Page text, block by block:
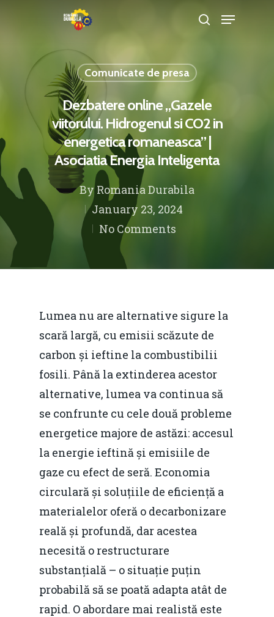
Hit enter to search or ESC to close
Comunicate de presa
Dezbatere online „Gazele
viitorului. Hidrogenul si CO2 in
energetica romaneasca” |
Asociatia Energia Inteligenta
ByRomania Durabila
January 23, 2024
No Comments
Lumea nu are alternative sigure la
scară largă, cu emisii scăzute de
carbon și ieftine la combustibilii
fosili. Până la extinderea acestor
alternative, lumea va continua să
se confrunte cu cele două probleme
energetice majore de astăzi: accesul
la energie ieftină și emisiile de
gaze cu efect de seră. Economia
circulară și soluțiile de eficiență a
materialelor oferă o decarbonizare
reală și profundă, dar acestea
necesită o restructurare
substanțială – o situație puțin
probabilă să se poată adapta atât de
rapid. O abordare mai realistă este